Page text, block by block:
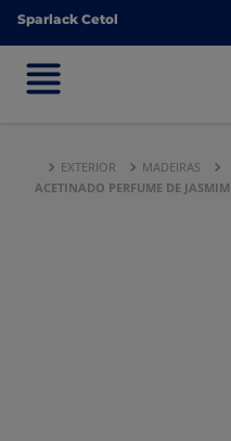
Sparlack Cetol
Sparlack Cetol
EXTERIOR MADEIRAS
ACETINADO PERFUME DE JASMIM